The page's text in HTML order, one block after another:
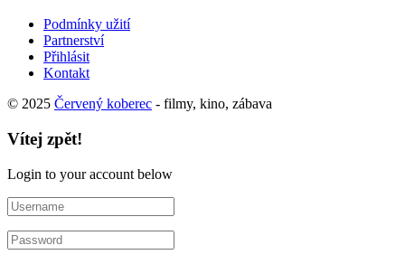
Podmínky užití
Partnerství
Přihlásit
Kontakt
© 2025 Červený koberec - filmy, kino, zábava
Vítej zpět!
Login to your account below